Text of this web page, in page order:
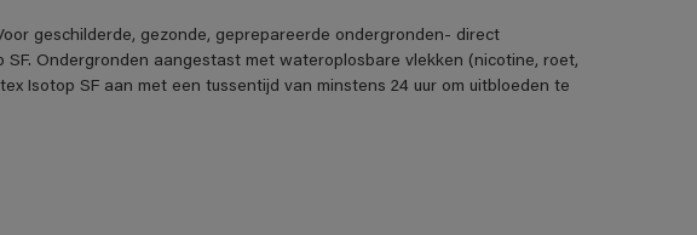
geschilderde, gezonde, geprepareerde ondergronden- direct
SF. Ondergronden aangestast met wateroplosbare vlekken (nicotine, roet,
Isotop SF aan met een tussentijd van minstens 24 uur om uitbloeden te